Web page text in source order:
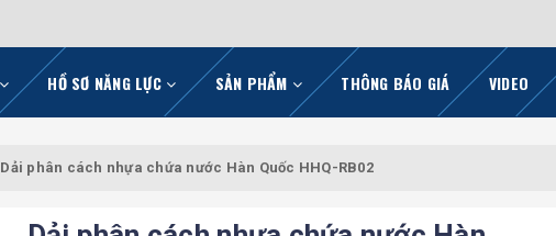
HỒ SƠ NĂNG LỰC SẢN PHẨM THÔNG BÁO GIÁ VIDEO
Dải phân cách nhựa chứa nước Hàn Quốc HHQ-RB02